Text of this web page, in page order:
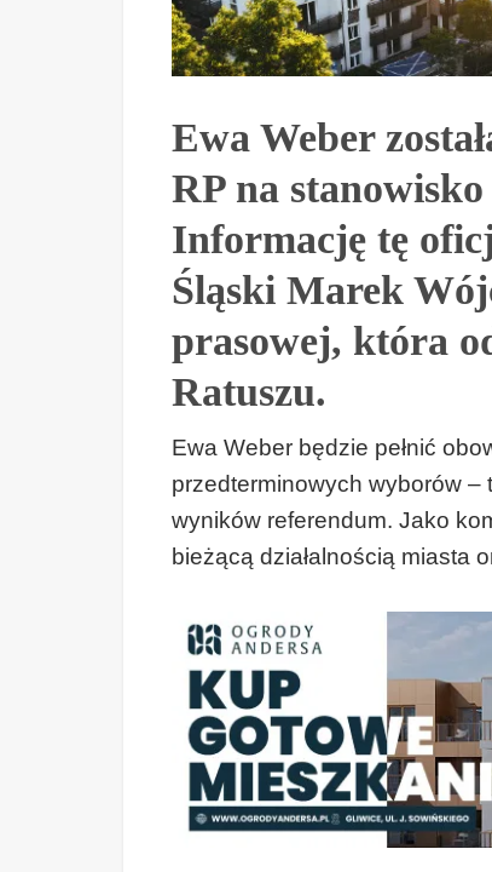
Ewa Weber
RP na
Informację tę
Śląski Marek
prasowej, która
Ratuszu.
Ewa Weber będzie pełnić
przedterminowych wyborów –
wyników referendum. Jako
bieżącą działalnością miasta